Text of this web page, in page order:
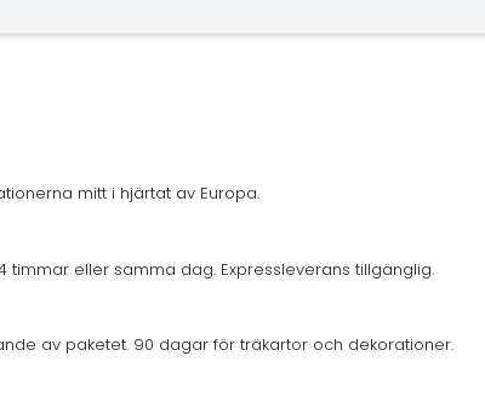
mitt i hjärtat av Europa.
eller samma dag. Expressleverans tillgänglig.
av paketet. 90 dagar för träkartor och dekorationer.